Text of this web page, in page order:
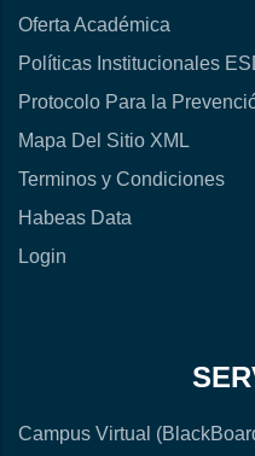
Oferta Académica
Políticas Institucionales
Protocolo Para la
Mapa Del Sitio XML
Terminos y Condiciones
Habeas Data
Login
Campus Virtual